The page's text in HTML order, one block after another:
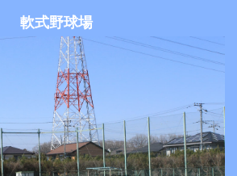
軟式野球場